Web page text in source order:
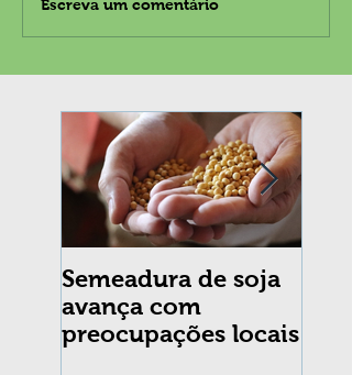
Semeadura de soja
avança com
preocupações locais
Escreva um comentário